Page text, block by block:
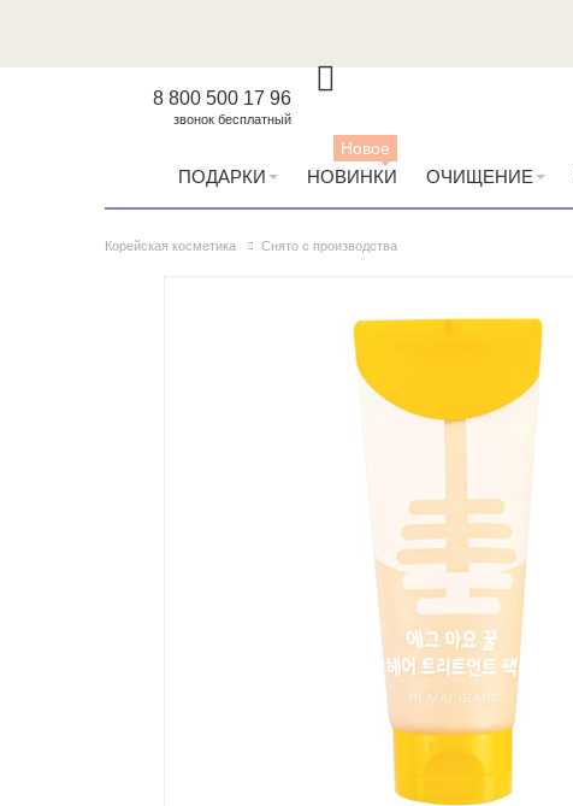
8 800 500 17 96
звонок бесплатный
ПОДАРКИ НОВИНКИ
Новое
ОЧИЩЕНИЕ
Корейская косметика Снято с производства